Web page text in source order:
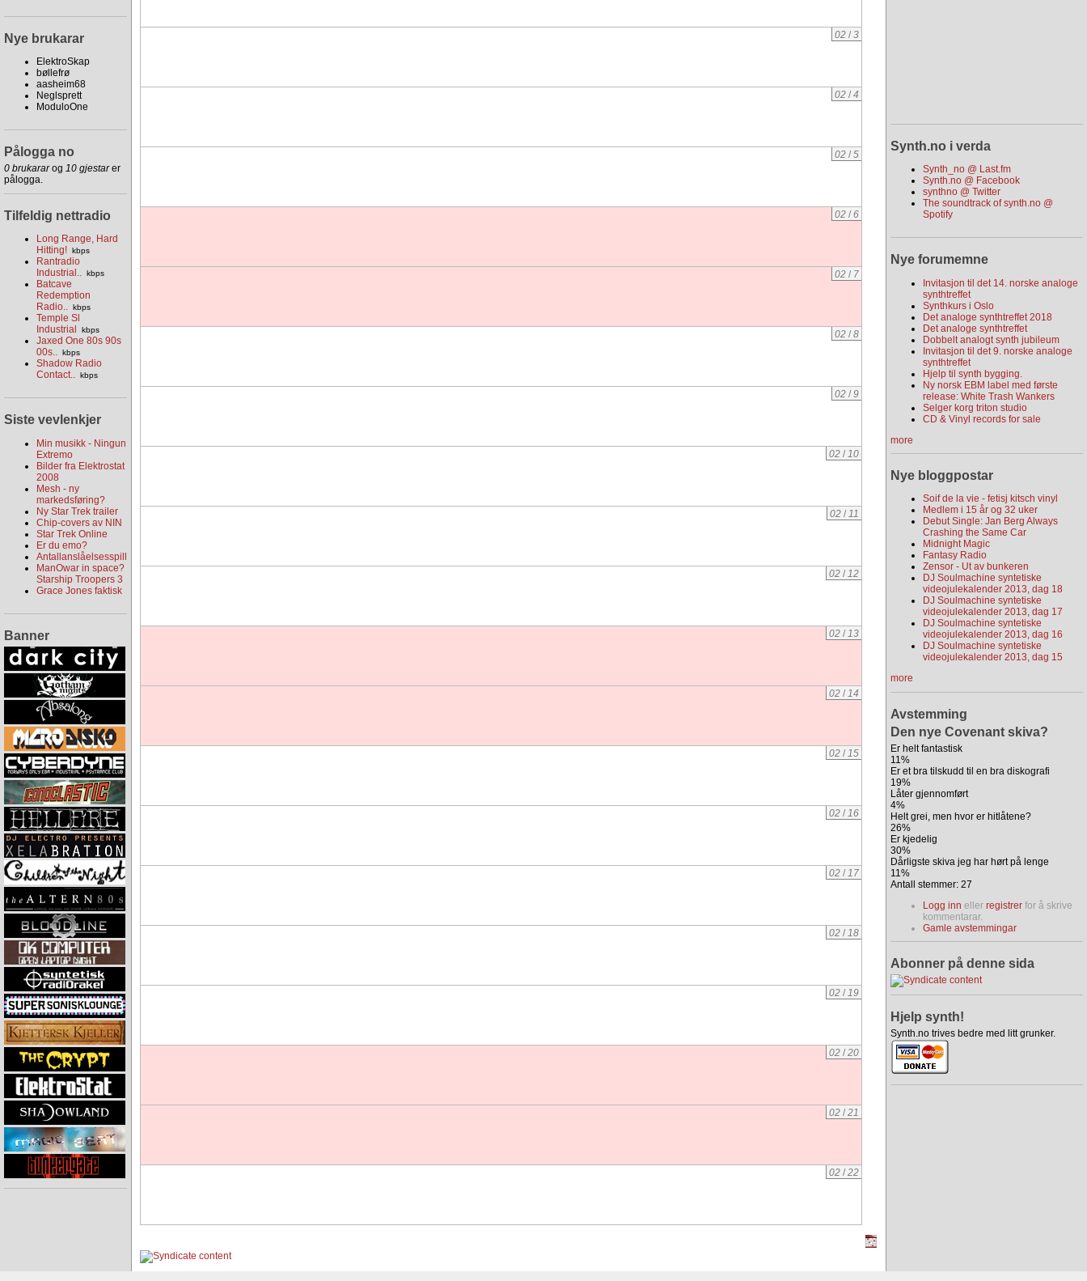
Nye brukarar
ElektroSkap
bøllefrø
aasheim68
Neglsprett
ModuloOne
Pålogga no
0 brukararog 10 gjestarer
pålogga.
Tilfeldig nettradio
Long Range, Hard
Hitting! kbps
Rantradio
Industrial.. kbps
Batcave
Redemption
Radio.. kbps
Temple Sl
Industrial
kbps
Jaxed One 80s 90s
00s.. kbps
Shadow Radio
Contact.. kbps
Siste vevlenkjer
Min musikk - Ningun
Extremo
Bilder fra Elektrostat
2008
Mesh - ny
markedsføring?
Ny Star Trek trailer
Chip-covers av NIN
Star Trek Online
Er du emo?
Antallanslåelsesspill
ManOwar in space?
Starship Troopers 3
Grace Jones faktisk
Banner
02/3
02/4
02/5
02/6
02/ 7
02/8
02/9
02/ 10
02/ 11
02/ 12
02/ 13
02/ 14
02/ 15
02/ 16
02/ 17
02/ 18
02/ 19
02/20
02/21
02/22
Synth.no i verda
Synth_no @ Last.fm
Synth.no @ Facebook
synthno @ Twitter
The soundtrack of synth.no @
Spotify
Nye forumemne
Invitasjon til det 14. norske analoge
synthtreffet
Synthkurs i Oslo
Det analoge synthtreffet 2018
Det analoge synthtreffet
Dobbelt analogt synth jubileum
Invitasjon til det 9. norske analoge
synthtreffet
Hjelp til synth bygging.
Ny norsk EBM label med første
release: White Trash Wankers
Selger korg triton studio
CD & Vinyl records for sale
more
Nye bloggpostar
Soif de la vie - fetisj kitsch vinyl
Medlem i 15 år og 32 uker
Debut Single: Jan Berg Always
Crashing the Same Car
Midnight Magic
Fantasy Radio
Zensor - Ut av bunkeren
DJ Soulmachine syntetiske
videojulekalender 2013, dag 18
DJ Soulmachine syntetiske
videojulekalender 2013, dag 17
DJ Soulmachine syntetiske
videojulekalender 2013, dag 16
DJ Soulmachine syntetiske
videojulekalender 2013, dag 15
more
Avstemming
Den nye Covenant skiva?
Er helt fantastisk
11%
Er et bra tilskudd til en bra diskografi
19%
Låter gjennomført
4%
Helt grei, men hvor er hitlåtene?
26%
Er kjedelig
30%
Dårligste skiva jeg har hørt på lenge
11%
Antall stemmer: 27
Logg inn eller registrer for å skrive
kommentarar.
Gamle avstemmingar
Abonner på denne sida
Hjelp synth!
Synth.no trives bedre med litt grunker.